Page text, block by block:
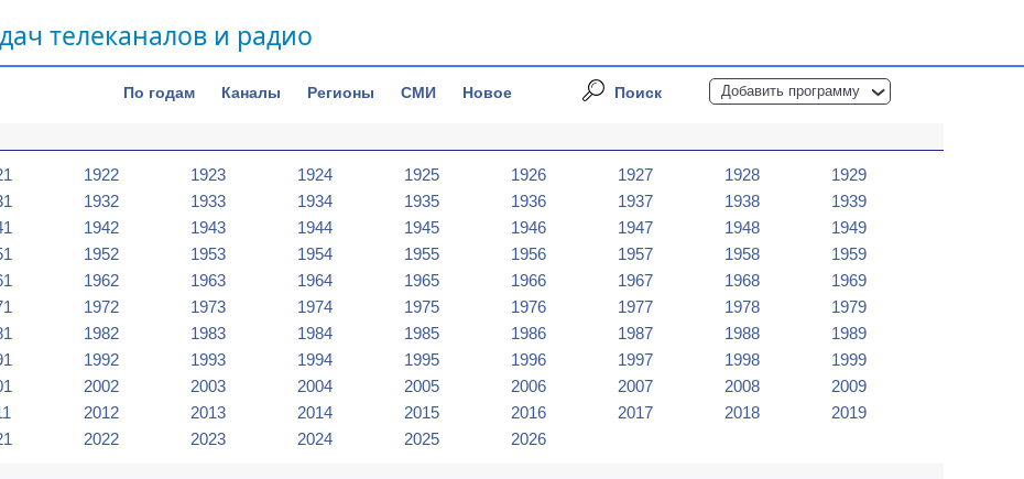
телеканалов и радио
По годам Каналы Регионы СМИ Новое Поиск Добавить программу
1922 1923 1924 1925 1926 1927 1928
1929
1932 1933 1934 1935 1936 1937 1938
1939
1942 1943 1944 1945 1946 1947 1948
1949
1952 1953 1954 1955 1956 1957 1958
1959
1962 1963 1964 1965 1966 1967 1968
1969
1972 1973 1974 1975 1976 1977 1978
1979
1982 1983 1984 1985 1986 1987 1988
1989
1992 1993 1994 1995 1996 1997 1998
1999
2002 2003 2004 2005 2006 2007 2008
2009
2012 2013 2014 2015 2016 2017 2018
2019
2022 2023 2024 2025
2026